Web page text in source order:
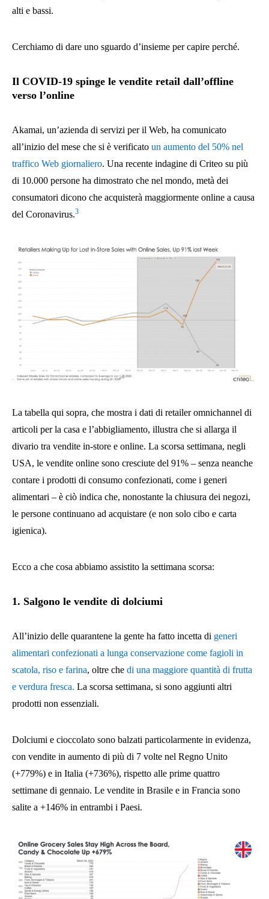
alti e bassi.
Cerchiamo di dare uno sguardo d’insieme per capire perché.
Il COVID-19 spinge le vendite retail dall’offline
verso l’online
Akamai, un’azienda di servizi per il Web, ha comunicato
all’inizio del mese che si è verificato un aumento del 50% nel
traffico Web giornaliero. Una recente indagine di Criteo su più
di 10.000 persone ha dimostrato che nel mondo, metà dei
consumatori dicono che acquisterà maggiormente online a causa
del Coronavirus.3
La tabella qui sopra, che mostra i dati di retailer omnichannel di
articoli per la casa e l’abbigliamento, illustra che si allarga il
divario tra vendite in-store e online. La scorsa settimana, negli
USA, le vendite online sono cresciute del 91% – senza neanche
contare i prodotti di consumo confezionati, come i generi
alimentari – è ciò indica che, nonostante la chiusura dei negozi,
le persone continuano ad acquistare (e non solo cibo e carta
igienica).
Ecco a che cosa abbiamo assistito la settimana scorsa:
1. Salgono le vendite di dolciumi
All’inizio delle quarantene la gente ha fatto incetta di generi
alimentari confezionati a lunga conservazione come fagioli in
scatola, riso e farina, oltre che di una maggiore quantità di frutta
e verdura fresca. La scorsa settimana, si sono aggiunti altri
prodotti non essenziali.
Dolciumi e cioccolato sono balzati particolarmente in evidenza,
con vendite in aumento di più di 7 volte nel Regno Unito
(+779%) e in Italia (+736%), rispetto alle prime quattro
settimane di gennaio. Le vendite in Brasile e in Francia sono
salite a +146% in entrambi i Paesi.